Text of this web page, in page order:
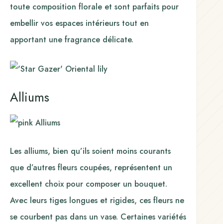
toute composition florale et sont parfaits pour
embellir vos espaces intérieurs tout en
apportant une fragrance délicate.
Alliums
Les alliums, bien qu’ils soient moins courants
que d’autres fleurs coupées, représentent un
excellent choix pour composer un bouquet.
Avec leurs tiges longues et rigides, ces fleurs ne
se courbent pas dans un vase. Certaines variétés